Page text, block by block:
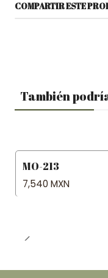
COMPARTIR ESTE
También
MO-213
7,540 MXN